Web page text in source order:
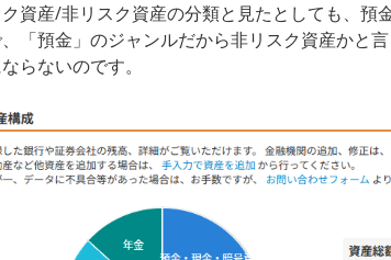
ク資産/非リスク資産の分類と見たとしても、預
「預金」のジャンルだから非リスク資産かと
らないのです。